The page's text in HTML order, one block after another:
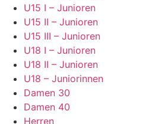
U15 I – Junioren
U15 II – Junioren
U15 III – Junioren
U18 I – Junioren
U18 II – Junioren
U18 – Juniorinnen
Damen 30
Damen 40
Herren